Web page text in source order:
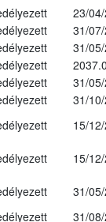
23/
31/
31/
31/
31/
15/
15/
31/
31/